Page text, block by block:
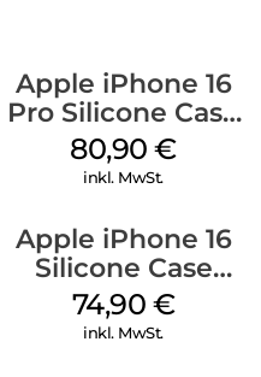
Apple iPhone 16
Pro Silicone Case
MagSafe Stone
Gray
80,90€
inkl. MwSt.
Apple iPhone 16
Silicone Case
MagSafe Black
74,90 €
inkl. MwSt.